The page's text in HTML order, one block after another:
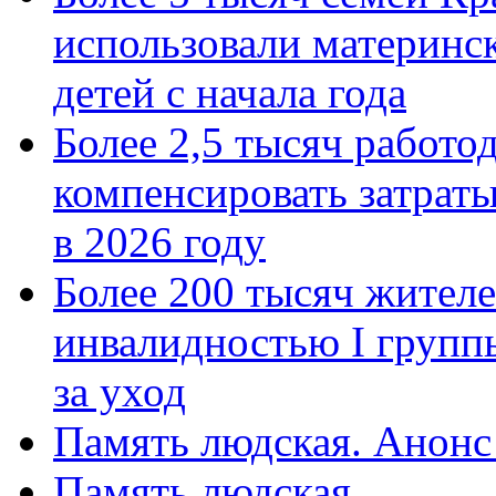
использовали
детей с начала года
Более 2,5 тысяч
компенсировать
в 2026 году
Более 200 тысяч
инвалидностью I
за уход
Память людская.